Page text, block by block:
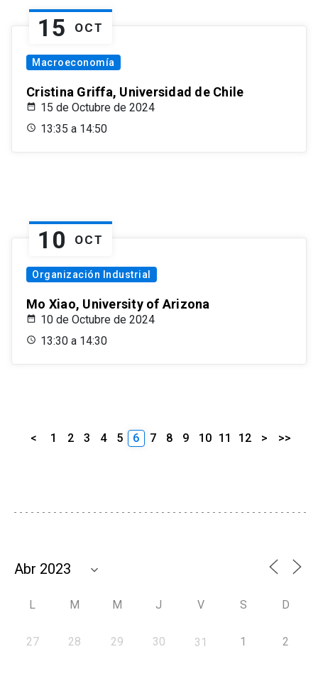
15 OCT
Macroeconomía
Cristina Griffa, Universidad de Chile
15 de Octubre de 2024
13:35 a 14:50
10 OCT
Organización Industrial
Mo Xiao, University of Arizona
10 de Octubre de 2024
13:30 a 14:30
< 1 2 3 4 5 6 7 8 9 10 11 12 > >>
L M M J V S D
27 28 29 30 31 1 2